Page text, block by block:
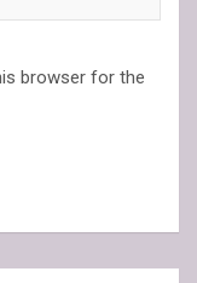
browser for the